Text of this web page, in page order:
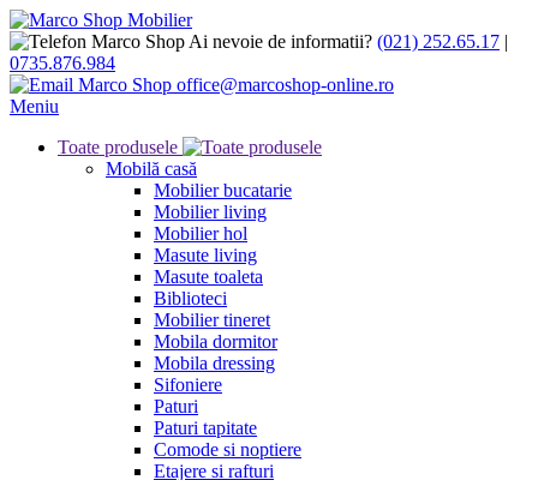
Ai nevoie de informatii? (021) 252.65.17 |
0735.876.984
office@marcoshop-online.ro
Meniu
Toate produsele
Mobilă casă
Mobilier bucatarie
Mobilier living
Mobilier hol
Masute living
Masute toaleta
Biblioteci
Mobilier tineret
Mobila dormitor
Mobila dressing
Sifoniere
Paturi
Paturi tapitate
Comode si noptiere
Etajere si rafturi